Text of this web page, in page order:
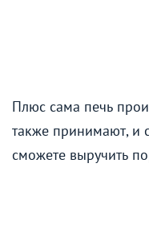
Плюс сама печь
также принимают, и
сможете выручить